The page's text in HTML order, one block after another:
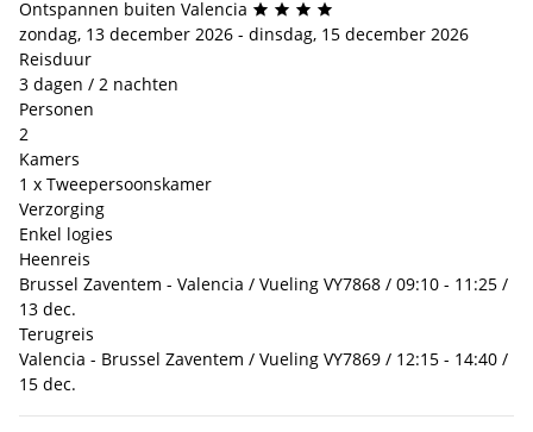
Ontspannen buiten Valencia
zondag, 13 december 2026 - dinsdag, 15 december 2026
Reisduur
3 dagen / 2 nachten
Personen
2
Kamers
1 x Tweepersoonskamer
Verzorging
Enkel logies
Heenreis
Brussel Zaventem - Valencia / Vueling VY7868 / 09:10 - 11:25 /
13 dec.
Terugreis
Valencia - Brussel Zaventem / Vueling VY7869 / 12:15 - 14:40 /
15 dec.